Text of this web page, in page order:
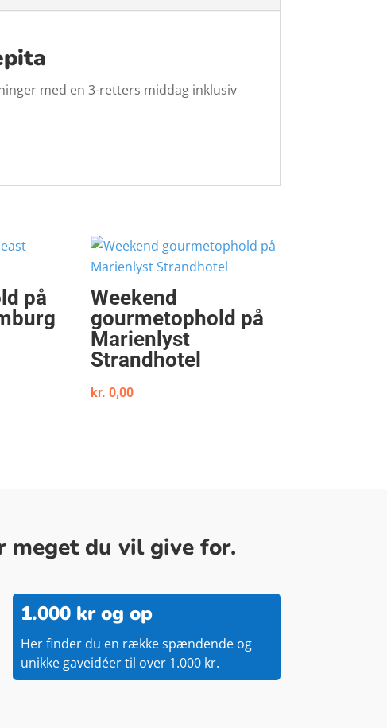
med en 3-retters middag inklusiv
på
Weekend
gourmetophold på
Marienlyst
Strandhotel
kr. 0,00
du vil give for.
1.000 kr og op
Her finder du en række spændende og
unikke gaveidéer til over 1.000 kr.